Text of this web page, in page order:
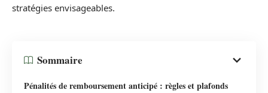
stratégies envisageables.
Sommaire
Pénalités de remboursement anticipé : règles et plafonds